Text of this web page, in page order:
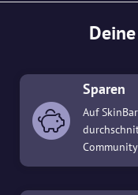
Sparen
Auf